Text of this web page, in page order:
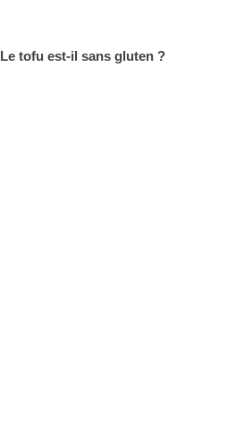
Le tofu est-il sans gluten ?